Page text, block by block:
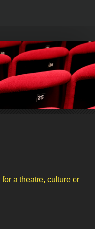
a theatre, culture or